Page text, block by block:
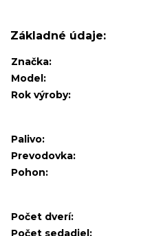
Základné údaje:
Značka:
Model:
Rok výroby:
Palivo:
Prevodovka:
Pohon:
Počet dverí:
Počet sedadiel: